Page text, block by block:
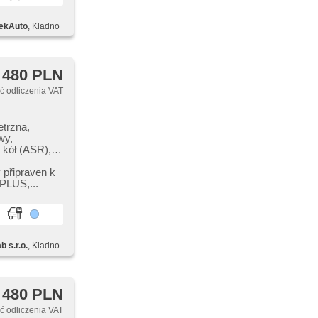
, Kladno
PLN
odliczenia VAT
(ASR),
deszczu,
-
zagłówki,
připraven k
s.r.o., Kladno
PLN
odliczenia VAT